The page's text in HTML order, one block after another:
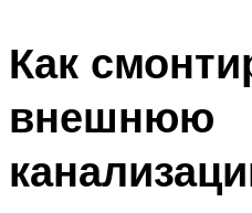
Как
внешнюю